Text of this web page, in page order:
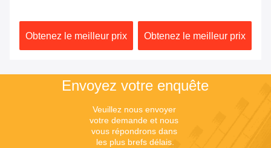
d'inclinaison a produit
RION
Obtenez le meilleur prix Obtenez le meilleur prix
Envoyez votre enquête
Veuillez nous envoyer
votre demande et nous
vous répondrons dans
les plus brefs délais.